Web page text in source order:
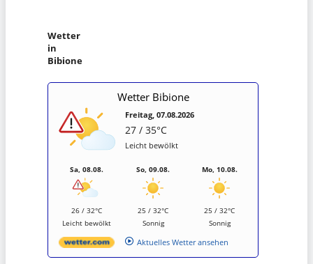
Wetter
in
Bibione
Wetter Bibione
Freitag, 07.08.2026
27 / 35°C
Leicht bewölkt
Sa, 08.08.
26 / 32°C
Leicht bewölkt
So, 09.08.
25 / 32°C
Sonnig
Mo, 10.08.
25 / 32°C
Sonnig
Aktuelles Wetter ansehen